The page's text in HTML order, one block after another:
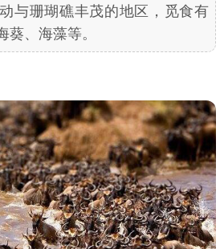
与珊瑚礁丰茂的地区，觅食有
葵、海藻等。